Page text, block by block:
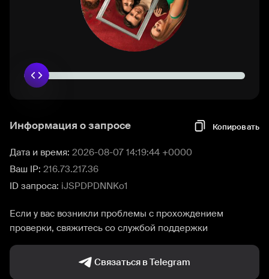
Информация о запросе Копировать
Дата и время: 2026-08-07 14:19:44 +0000
Ваш IP: 216.73.217.36
ID запроса: iJSPDPDNNKo1
Если у вас возникли проблемы с прохождением
проверки, свяжитесь со службой поддержки
Связаться в Telegram